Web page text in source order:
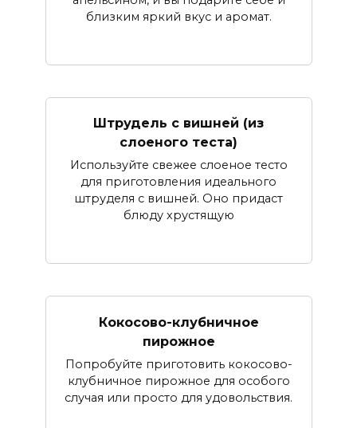
близким яркий вкус и аромат.
Штрудель с вишней (из
слоеного теста)
Используйте свежее слоеное тесто
для приготовления идеального
штруделя с вишней. Оно придаст
блюду хрустящую
Кокосово-клубничное
пирожное
Попробуйте приготовить кокосово-
клубничное пирожное для особого
случая или просто для удовольствия.